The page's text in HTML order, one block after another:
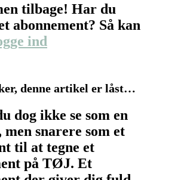
tilbage! Har du
abonnement? Så kan
ind
denne artikel er låst…
dog ikke se som en
snarere som et
til at tegne et
på TØJ. Et